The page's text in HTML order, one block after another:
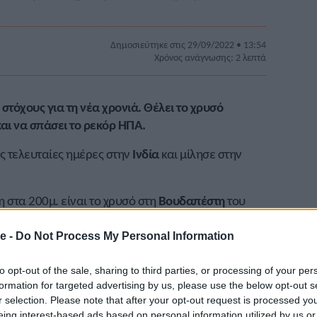
- Do Not Process My Personal Information
opt-out of the sale, sharing to third parties, or processing of your
for targeted advertising by us, please use the below opt-out
selection. Please note that after your opt-out request is processed
Δημοσιεύτηκε στις 29/09/2022 • 13:54
Χρόνος ανάγνωσης: 2 λεπτά
για τη νέα χρονιά. Θέλει το χρυσό
να σπάσει το ρεκόρ ΗΠΑ.
τελευταίες ημέρες στην Ινδίακαι μίλησε στην
200μ. είναι το χρυσό στη Βουδαπέστητου
μέχρι τώρα.
αυτό το χρυσό μετάλλιο. Νομίζω ότι είναι
βάλει τη δουλειά. Έχω τη σωστή νοοτροπία.
(19.31 τουΝόα Λάιλς). Και μόλις το κάνω
του Γιουσέιν (σ.σ. Μπολτ 19.19) στο